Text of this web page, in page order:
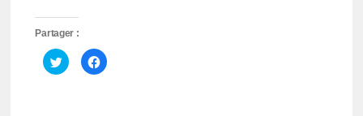
Partager :
Cliquez
pour
partager
Cliquez
pour